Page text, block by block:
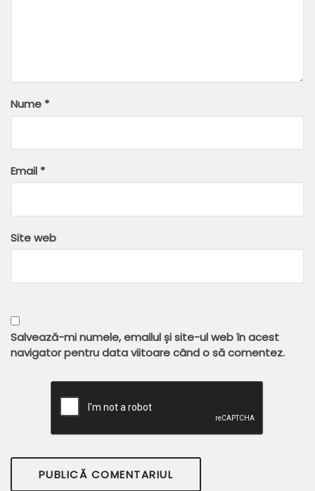
Nume *
Email *
Site web
Salvează-mi numele, emailul și site-ul web în acest
navigator pentru data viitoare când o să comentez.